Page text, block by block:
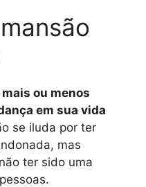
ou menos
em sua vida
se iluda por ter
mas
ter sido uma